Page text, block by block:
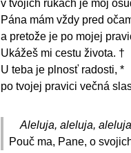
v tvojich rukách je môj
Pána mám vždy pred
a pretože je po mojej
Ukážeš mi cestu života. †
U teba je plnosť radosti, *
po tvojej pravici večná
Aleluja, aleluja,
Pouč ma, Pane, o